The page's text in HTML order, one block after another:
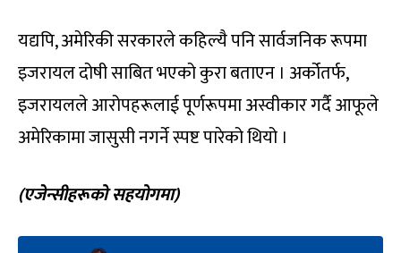
यद्यपि, अमेरिकी सरकारले कहिल्यै पनि सार्वजनिक रूपमा
इजरायल दोषी साबित भएको कुरा बताएन । अर्कोतर्फ,
इजरायलले आरोपहरूलाई पूर्णरूपमा अस्वीकार गर्दै आफूले
अमेरिकामा जासुसी नगर्ने स्पष्ट पारेको थियो ।
(एजेन्सीहरूको सहयोगमा)